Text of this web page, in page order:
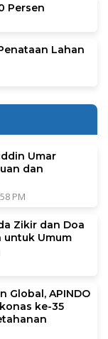
Persen
Lahan
Umar
dan
PM
Zikir dan Doa
untuk Umum
Global, APINDO
ke-35